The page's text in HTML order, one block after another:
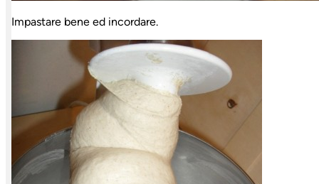
Impastare bene ed incordare.